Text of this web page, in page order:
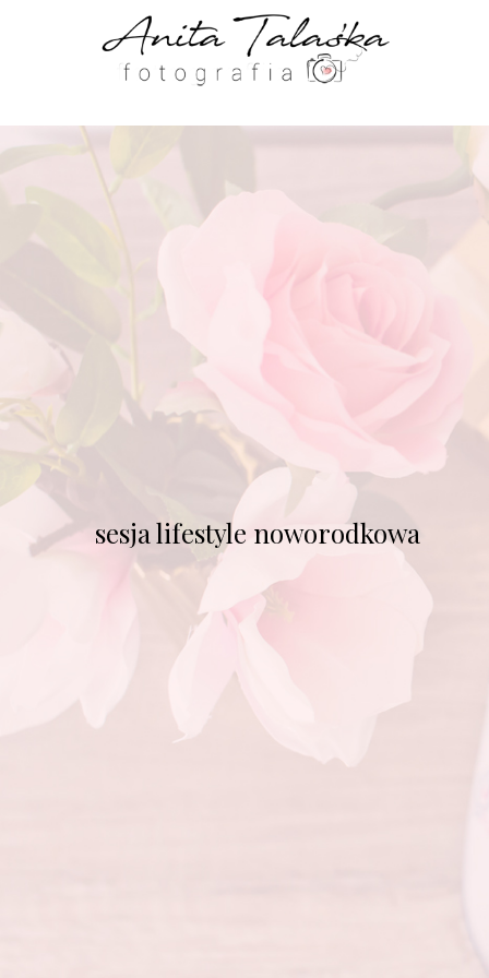
sesja lifestyle noworodkowa